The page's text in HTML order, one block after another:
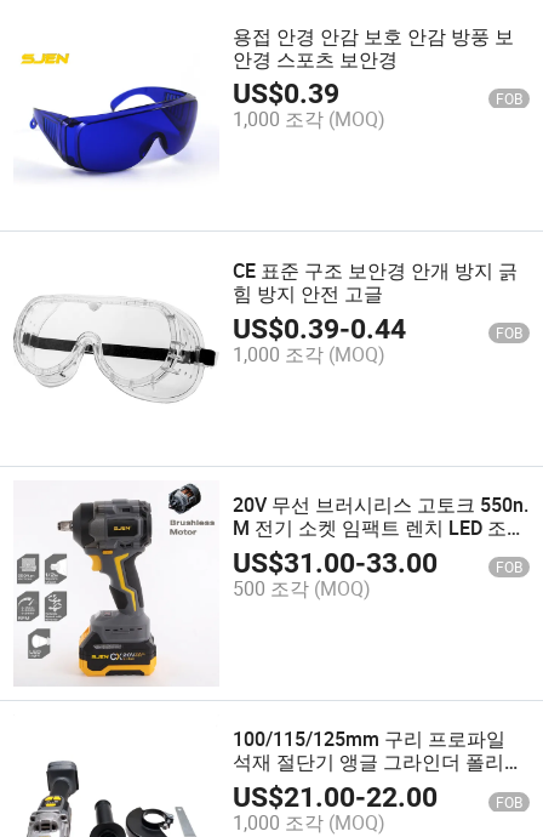
용접 안경 안감 보호 안감 방풍 보
안경 스포츠 보안경
US$0.39 FOB
1,000 조각 (MOQ)
CE 표준 구조 보안경 안개 방지 긁
힘 방지 안전 고글
US$0.39-0.44 FOB
1,000 조각 (MOQ)
20V 무선 브러시리스 고토크 550n.
M 전기 소켓 임팩트 렌치 LED 조명
포함
US$31.00-33.00 FOB
500 조각 (MOQ)
100/115/125mm 구리 프로파일
석재 절단기 앵글 그라인더 폴리셔
연마 도구 제조 20bl-Agli-01
US$21.00-22.00 FOB
1,000 조각 (MOQ)